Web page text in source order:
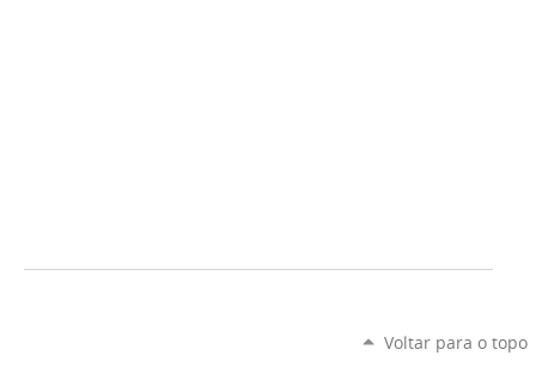
Voltar para o topo